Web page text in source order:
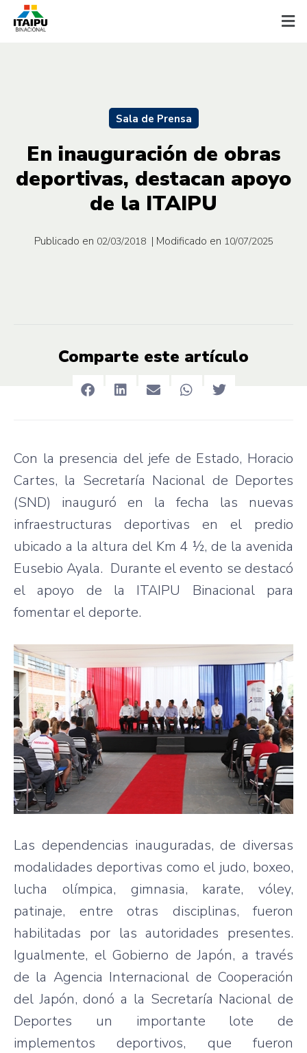
Sala de Prensa
En inauguración de obras
deportivas, destacan apoyo
de la ITAIPU
Publicado en 02/03/2018 | Modificado en 10/07/2025
Comparte este artículo
Con la presencia del jefe de Estado, Horacio
Cartes, la Secretaría Nacional de Deportes
(SND) inauguró en la fecha las nuevas
infraestructuras deportivas en el predio
ubicado a la altura del Km 4 ½, de la avenida
Eusebio Ayala. Durante el evento se destacó
el apoyo de la ITAIPU Binacional para
fomentar el deporte.
Las dependencias inauguradas, de diversas
modalidades deportivas como el judo, boxeo,
lucha olímpica, gimnasia, karate, vóley,
patinaje, entre otras disciplinas, fueron
habilitadas por las autoridades presentes.
Igualmente, el Gobierno de Japón, a través
de la Agencia Internacional de Cooperación
del Japón, donó a la Secretaría Nacional de
Deportes un importante lote de
implementos deportivos, que fueron